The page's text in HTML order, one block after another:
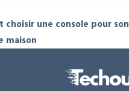
choisir une console pour son
maison